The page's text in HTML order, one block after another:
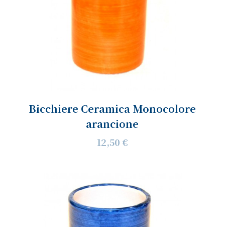
Bicchiere Ceramica Monocolore
arancione
12,50 €